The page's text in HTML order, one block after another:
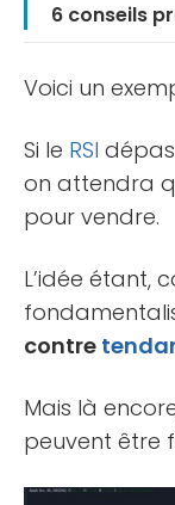
6 conseils
Voici un
Si le RSI
on attendra
pour vendre.
L’idée étant,
contre
Mais là
peuvent être